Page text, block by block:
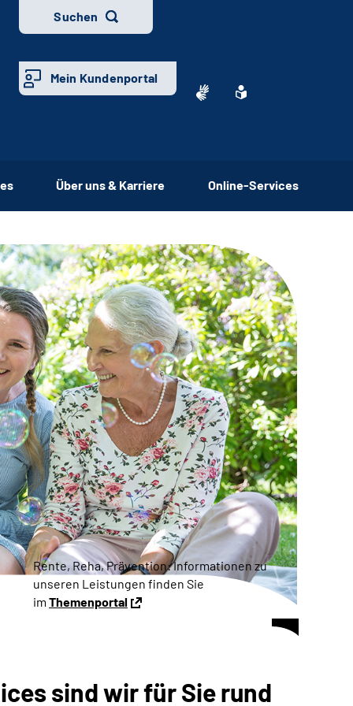
Suchen
Mein Kundenportal
Über uns & Karriere Online-Services
Rente, Reha, Prävention: Informationen zu
unseren Leistungen finden Sie
im Themenportal
sind wir für Sie rund